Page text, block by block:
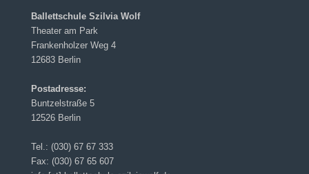
Ballettschule Szilvia Wolf
Theater am Park
Frankenholzer Weg 4
12683 Berlin
Postadresse:
Buntzelstraße 5
12526 Berlin
Tel.: (030) 67 67 333
Fax: (030) 67 65 607